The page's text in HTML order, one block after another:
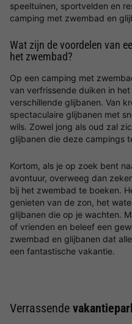
speeltuinen, sportvelden en
camping met zwembad en
Wat zijn de voordelen van
het zwembad?
Op een camping met
van verfrissende duiken in
verschillende glijbanen. Van
spectaculaire glijbanen met
wils. Zowel jong als oud zal
glijbanen die deze campings
Kortom, als je op zoek bent
avontuur, overweeg dan
bij het zwembad te boeken.
genieten van de zon, het
glijbanen die op je wachten.
of vrienden en beleef een
zwembad en glijbanen dat
een fantastische vakantie.
Verrassende